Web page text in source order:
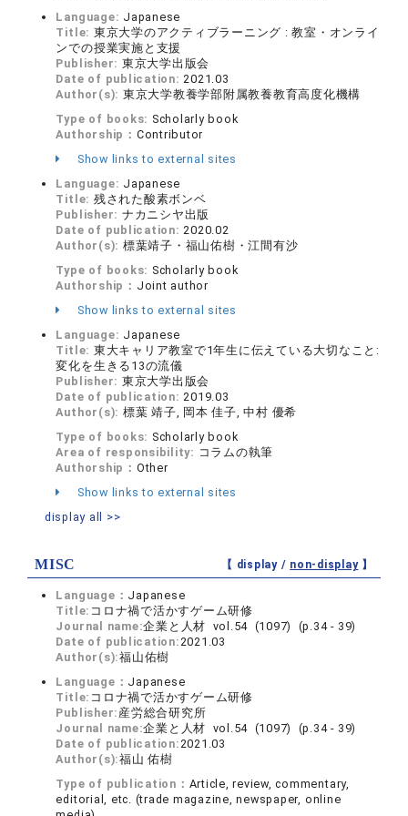
Language: Japanese
Title: 東京大学のアクティブラーニング : 教室・オンライ
ンでの授業実施と支援
Publisher: 東京大学出版会
Date of publication: 2021.03
Author(s): 東京大学教養学部附属教養教育高度化機構
Type of books: Scholarly book
Authorship： Contributor
Show links to external sites
Language: Japanese
Title: 残された酸素ボンベ
Publisher: ナカニシヤ出版
Date of publication: 2020.02
Author(s): 標葉靖子・福山佑樹・江間有沙
Type of books: Scholarly book
Authorship： Joint author
Show links to external sites
Language: Japanese
Title: 東大キャリア教室で1年生に伝えている大切なこと:
変化を生きる13の流儀
Publisher: 東京大学出版会
Date of publication: 2019.03
Author(s): 標葉 靖子, 岡本 佳子, 中村 優希
Type of books: Scholarly book
Area of responsibility: コラムの執筆
Authorship： Other
Show links to external sites
display all >>
MISC 【 display / non-display】
Language： Japanese
Title: コロナ禍で活かすゲーム研修
Journal name:企業と人材 vol.54 (1097) (p.34 - 39)
Date of publication: 2021.03
Author(s):福山佑樹
Language： Japanese
Title: コロナ禍で活かすゲーム研修
Publisher: 産労総合研究所
Journal name:企業と人材 vol.54 (1097) (p.34 - 39)
Date of publication: 2021.03
Author(s):福山 佑樹
Type of publication： Article, review, commentary,
editorial, etc. (trade magazine, newspaper, online